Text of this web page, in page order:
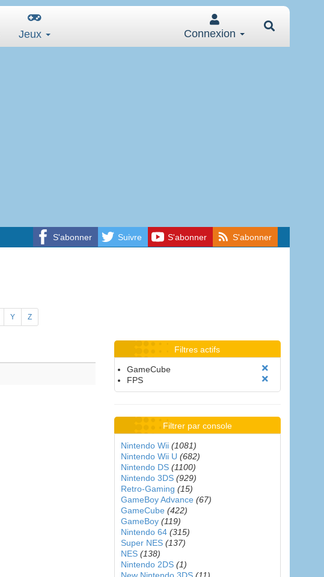
Jeux Connexion
S'abonner Suivre S'abonner S'abonner
Y Z
Filtres actifs
GameCube
FPS
Filtrer par console
Nintendo Wii (1081)
Nintendo Wii U (682)
Nintendo DS (1100)
Nintendo 3DS (929)
Retro-Gaming (15)
GameBoy Advance (67)
GameCube (422)
GameBoy (119)
Nintendo 64 (315)
Super NES (137)
NES (138)
Nintendo 2DS (1)